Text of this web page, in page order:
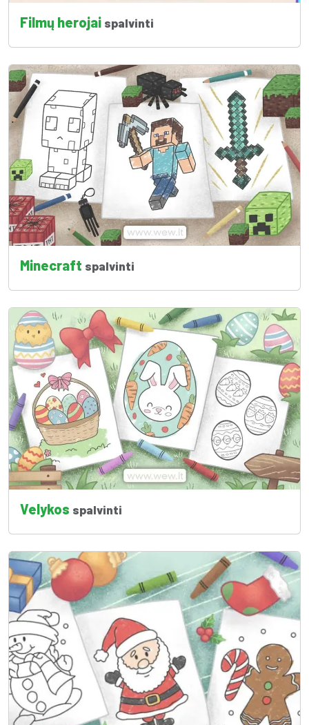
Filmų herojai spalvinti
Minecraft spalvinti
Velykos spalvinti